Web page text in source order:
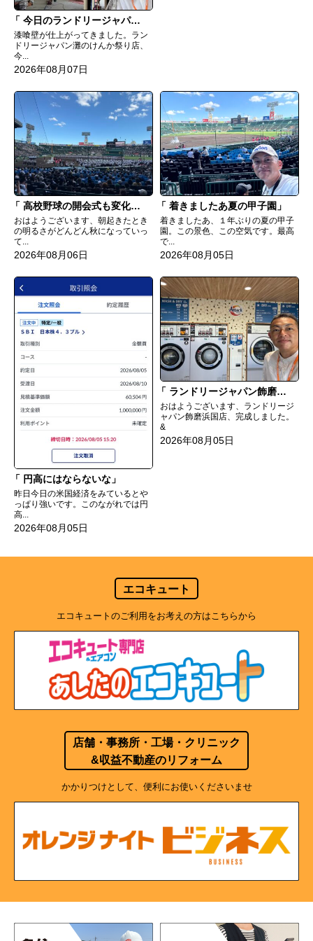
今日のランドリージャパン灘のけんか祭り店
漆喰壁が仕上がってきました。ラン
ドリージャパン灘のけんか祭り店、
今...
2026年08月07日
高校野球の開会式も変化してる
おはようございます、朝起きたとき
の明るさがどんどん秋になっていっ
て...
2026年08月06日
着きましたあ夏の甲子園
着きましたあ、１年ぶりの夏の甲子
園。この景色、この空気です。最高
で...
2026年08月05日
円高にはならないな
昨日今日の米国経済をみているとや
っぱり強いです。このながれでは円
高...
2026年08月05日
ランドリージャパン飾磨浜国店完成
おはようございます、ランドリージ
ャパン飾磨浜国店、完成しました。
&
2026年08月05日
エコキュート
エコキュートのご利用をお考えの方はこちらから
店舗・事務所・工場・クリニック
&収益不動産のリフォーム
かかりつけとして、便利にお使いくださいませ